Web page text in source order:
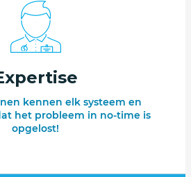
kennen elk systeem en
het probleem in no-time is
opgelost!